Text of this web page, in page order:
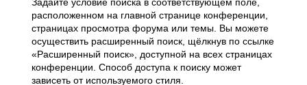
расположенном на главной странице конференции,
страницах просмотра форума или темы. Вы можете
осуществить расширенный поиск, щёлкнув по ссылке
«Расширенный поиск», доступной на всех страницах
конференции. Способ доступа к поиску может
зависеть от используемого стиля.